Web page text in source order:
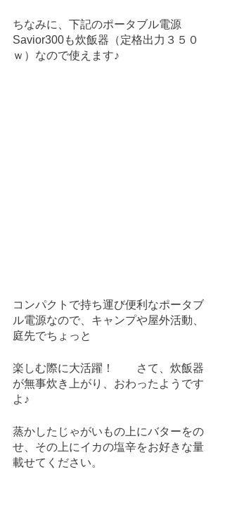
ちなみに、下記のポータブル電源
Savior300も炊飯器（定格出力３５０
ｗ）なので使えます♪
コンパクトで持ち運び便利なポータブ
ル電源なので、キャンプや屋外活動、
庭先でちょっと
楽しむ際に大活躍！　　さて、炊飯器
が無事炊き上がり、おわったようです
よ♪
蒸かしたじゃがいもの上にバターをの
せ、その上にイカの塩辛をお好きな量
載せてください。